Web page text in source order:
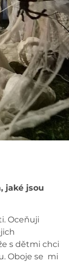
jaké jsou
Oceňuji
s dětmi chci
Oboje se mi